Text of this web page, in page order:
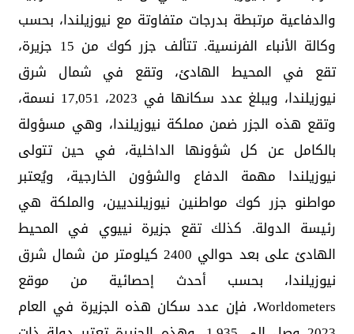
والدفاعية مرتبطة بدرجات متفاوتة مع نيوزيلندا، بحسب
وكالة الأنباء الفرنسية. تتألف جزر كوك من 15 جزيرة،
تقع في المحيط الهادئ، وتقع في شمال شرق
نيوزيلندا، ويبلغ عدد سكانها في 2023، 17,051 نسمة،
وتقع هذه الجزر ضمن مملكة نيوزيلندا، وهي مسؤولة
بالكامل عن كل شؤونها الداخلية، في حين تتولى
نيوزيلندا مهمة الدفاع والشؤون الخارجية، ويُعتبر
مواطنو جزر كوك مواطنين نيوزيلنديين، والملكة هي
رئيسة الدولة. كذلك تقع جزيرة نييوي في المحيط
الهادئ على بعد حوالي 2400 كيلومتر من شمال شرق
نيوزيلندا، بحسب أحدث إحصائية من موقع
Worldometers، فإن عدد سكان هذه الجزيرة في العام